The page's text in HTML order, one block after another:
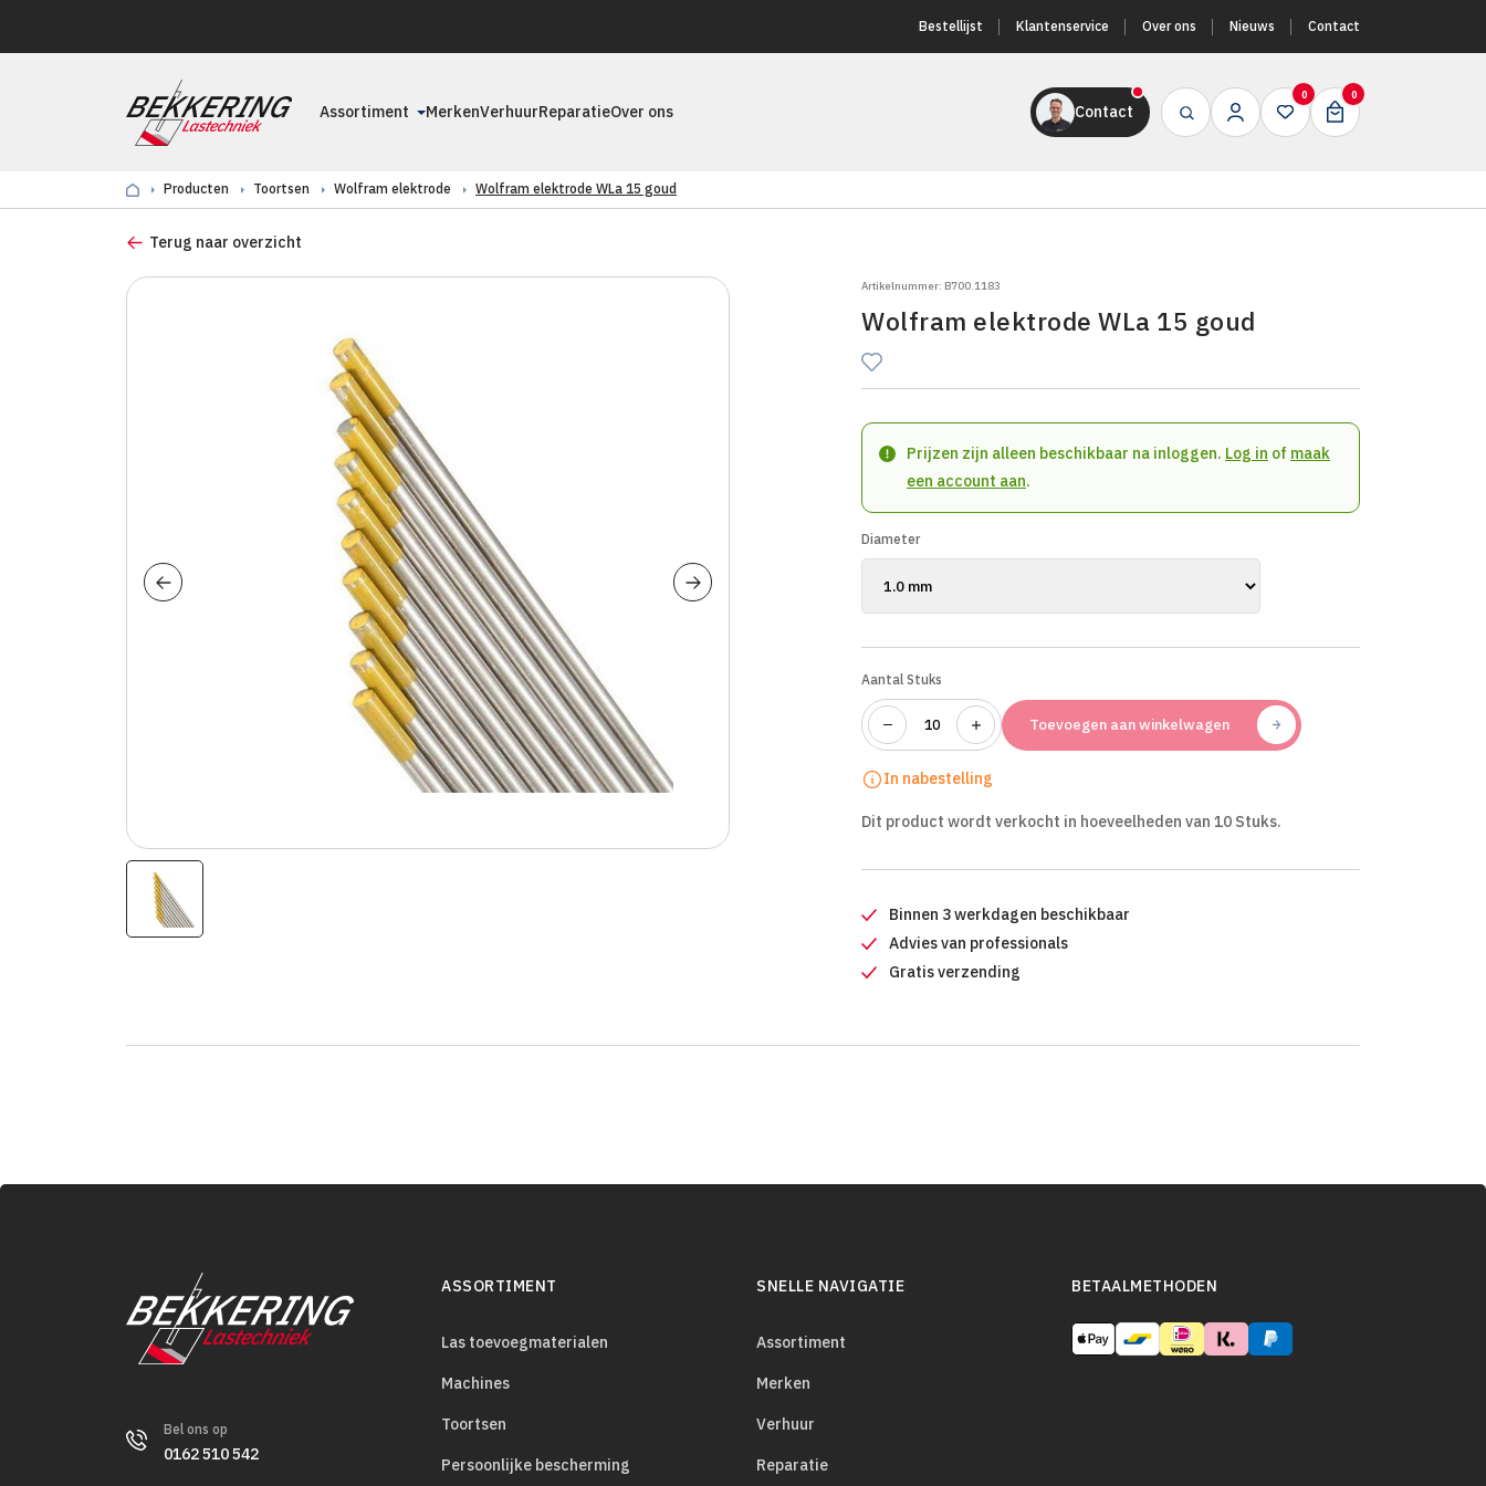
Bestellijst Klantenservice Over ons Nieuws Contact
Assortiment MerkenVerhuurReparatieOver ons Contact
0 0
Producten Toortsen Wolfram elektrode Wolfram elektrode WLa 15 goud
Terug naar overzicht
Artikelnummer: B700.1183
Wolfram elektrode WLa 15 goud
Prijzen zijn alleen beschikbaar na inloggen. Log in of maak
een account aan.
Diameter
Aantal Stuks
Toevoegen aan winkelwagen
In nabestelling
Dit product wordt verkocht in hoeveelheden van 10 Stuks.
Binnen 3 werkdagen beschikbaar
Advies van professionals
Gratis verzending
Bel ons op
0162 510 542
ASSORTIMENT
Las toevoegmaterialen
Machines
Toortsen
Persoonlijke bescherming
SNELLE NAVIGATIE
Assortiment
Merken
Verhuur
Reparatie
BETAALMETHODEN